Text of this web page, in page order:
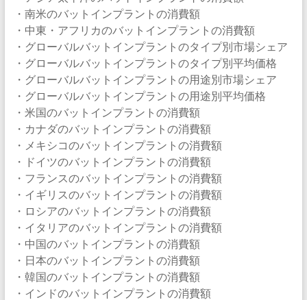
・南米のバットインプラントの消費額
・中東・アフリカのバットインプラントの消費額
・グローバルバットインプラントのタイプ別市場シェア
・グローバルバットインプラントのタイプ別平均価格
・グローバルバットインプラントの用途別市場シェア
・グローバルバットインプラントの用途別平均価格
・米国のバットインプラントの消費額
・カナダのバットインプラントの消費額
・メキシコのバットインプラントの消費額
・ドイツのバットインプラントの消費額
・フランスのバットインプラントの消費額
・イギリスのバットインプラントの消費額
・ロシアのバットインプラントの消費額
・イタリアのバットインプラントの消費額
・中国のバットインプラントの消費額
・日本のバットインプラントの消費額
・韓国のバットインプラントの消費額
・インドのバットインプラントの消費額